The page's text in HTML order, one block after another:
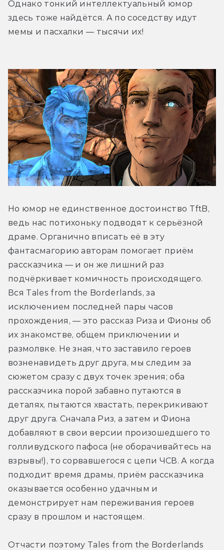
Однако тонкий интеллектуальный юмор
здесь тоже найдётся. А по соседству идут
мемы и пасхалки — тысячи их!
Но юмор не единственное достоинство TftB,
ведь нас потихоньку подводят к серьёзной
драме. Органично вписать её в эту
фантасмагорию авторам помогает приём
рассказчика — и он же лишний раз
подчёркивает комичность происходящего.
Вся Tales from the Borderlands, за
исключением последней пары часов
прохождения, — это рассказ Риза и Фионы об
их знакомстве, общем приключении и
размолвке. Не зная, что заставило героев
возненавидеть друг друга, мы следим за
сюжетом сразу с двух точек зрения; оба
рассказчика порой забавно путаются в
деталях, пытаются хвастать, перекрикивают
друг друга. Сначала Риз, а затем и Фиона
добавляют в свои версии произошедшего то
голливудского пафоса (не оборачивайтесь на
взрывы!), то сорвавшегося с цепи ЧСВ. А когда
подходит время драмы, приём рассказчика
оказывается особенно удачным и
демонстрирует нам переживания героев
сразу в прошлом и настоящем.
Отчасти поэтому Tales from the Borderlands